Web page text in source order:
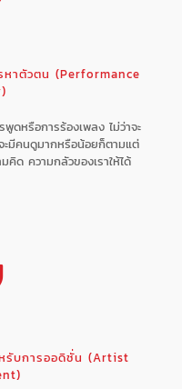
หาตัวตน (Performance
พูดหรือการร้องเพลง ไม่ว่าจะ
ะมีคนดูมากหรือน้อยก็ตามแต่
คิด ความกลัวของเราให้ได้
รับการออดิชั่น (Artist